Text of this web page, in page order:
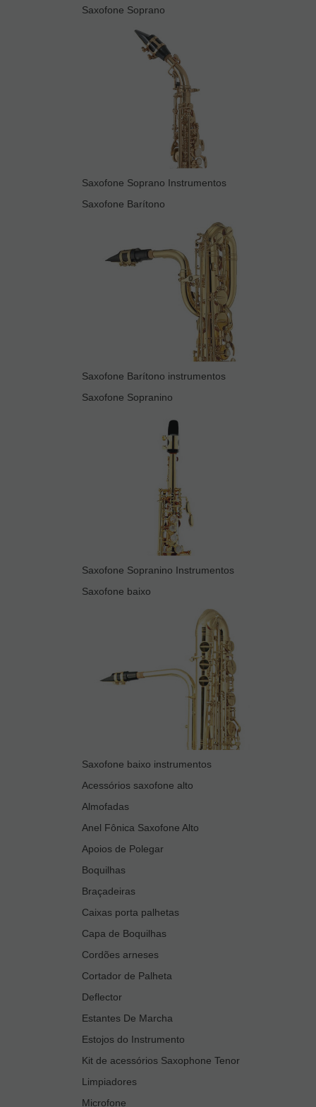
Saxofone Soprano
Saxofone Soprano Instrumentos
Saxofone Barítono
Saxofone Barítono instrumentos
Saxofone Sopranino
Saxofone Sopranino Instrumentos
Saxofone baixo
Saxofone baixo instrumentos
Acessórios saxofone alto
Almofadas
Anel Fônica Saxofone Alto
Apoios de Polegar
Boquilhas
Braçadeiras
Caixas porta palhetas
Capa de Boquilhas
Cordões arneses
Cortador de Palheta
Deflector
Estantes De Marcha
Estojos do Instrumento
Kit de acessórios Saxophone Tenor
Limpiadores
Microfone